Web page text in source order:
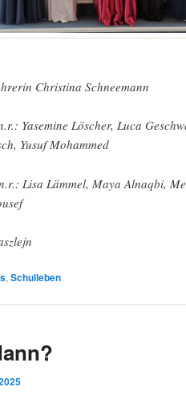
Christina Schneemann
Yasemine Löscher, Luca
Yusuf Mohammed
Lisa Lämmel, Maya Alnaqbi,
, Schulleben